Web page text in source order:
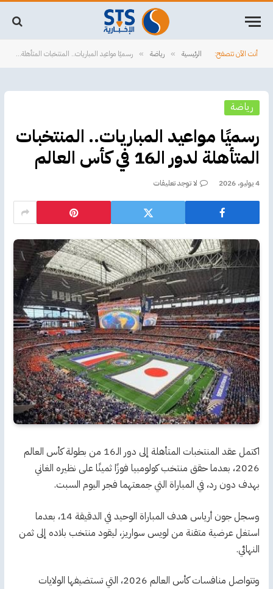
أنت الآن تتصفح: الرئيسية » رياضة » رسميًا مواعيد المباريات.. المنتخبات المتأهلة لدور الـ16 في كأس العالم
رياضة
رسميًا مواعيد المباريات.. المنتخبات
المتأهلة لدور الـ16 في كأس العالم
4 يوليو، 2026 لا توجد تعليقات
اكتمل عقد المنتخبات المتأهلة إلى دور الـ16 من بطولة كأس العالم
2026، بعدما حقق منتخب كولومبيا فوزًا ثمينًا على نظيره الغاني
بهدف دون رد، في المباراة التي جمعتهما فجر اليوم السبت.
وسجل جون أرياس هدف المباراة الوحيد في الدقيقة 14، بعدما
استغل عرضية متقنة من لويس سواريز، ليقود منتخب بلاده إلى ثمن
النهائي.
وتتواصل منافسات كأس العالم 2026، التي تستضيفها الولايات